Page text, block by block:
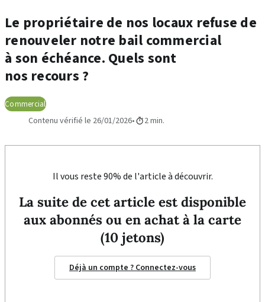
Le propriétaire de nos locaux refuse de
renouveler notre bail commercial
à son échéance. Quels sont
nos recours ?
Commercial
Contenu vérifié le 26/01/2026 2 min.
Il vous reste 90% de l'article à découvrir.
La suite de cet article est disponible
aux abonnés ou en achat à la carte
(10 jetons)
Déjà un compte ? Connectez-vous